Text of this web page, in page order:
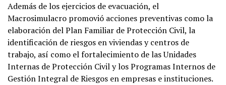
Además de los ejercicios de evacuación, el
Macrosimulacro promovió acciones preventivas como la
elaboración del Plan Familiar de Protección Civil, la
identificación de riesgos en viviendas y centros de
trabajo, así como el fortalecimiento de las Unidades
Internas de Protección Civil y los Programas Internos de
Gestión Integral de Riesgos en empresas e instituciones.